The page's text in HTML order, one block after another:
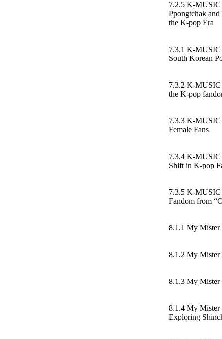
7.2.5 K-MUSIC
Ppongtchak
the K-pop Era
7.3.1 K-MUSIC
South Korean
7.3.2 K-MUSIC
the K-pop
7.3.3 K-MUSIC
Female Fans
7.3.4 K-MUSIC
Shift in K-pop
7.3.5 K-MUSIC
Fandom from
8.1.1 My Mister
8.1.2 My
8.1.3 My Mister
8.1.4 My Mister
Exploring